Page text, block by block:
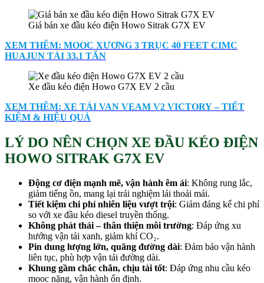
Giá bán xe đầu kéo điện Howo Sitrak G7X EV
XEM THÊM: MOOC XƯƠNG 3 TRỤC 40 FEET CIMC
HUAJUN TẢI 33.1 TẤN
Xe đầu kéo điện Howo G7X EV 2 cầu
XEM THÊM: XE TẢI VAN VEAM V2 VICTORY – TIẾT
KIỆM & HIỆU QUẢ
LÝ DO NÊN CHỌN XE ĐẦU KÉO ĐIỆN
HOWO SITRAK G7X EV
Động cơ điện mạnh mẽ, vận hành êm ái: Không rung lắc,
giảm tiếng ồn, mang lại trải nghiệm lái thoải mái.
Tiết kiệm chi phí nhiên liệu vượt trội: Giảm đáng kể chi phí
so với xe đầu kéo diesel truyền thống.
Không phát thải – thân thiện môi trường: Đáp ứng xu
hướng vận tải xanh, giảm khí CO₂.
Pin dung lượng lớn, quãng đường dài: Đảm bảo vận hành
liên tục, phù hợp vận tải đường dài.
Khung gầm chắc chắn, chịu tải tốt: Đáp ứng nhu cầu kéo
mooc nặng, vận hành ổn định.